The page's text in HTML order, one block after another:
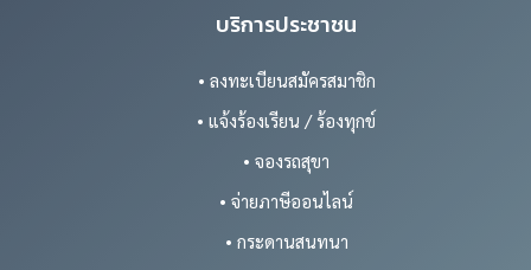
บริการประชาชน
• ลงทะเบียนสมัครสมาชิก
• แจ้งร้องเรียน / ร้องทุกข์
• จองรถสุขา
• จ่ายภาษีออนไลน์
• กระดานสนทนา